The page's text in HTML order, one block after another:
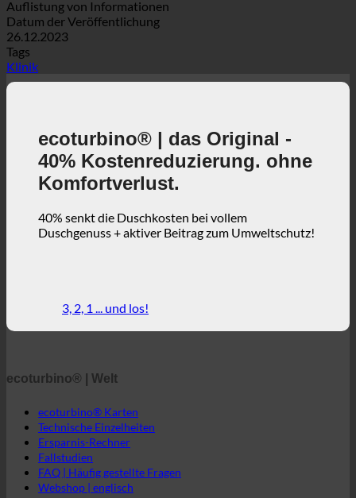
Auflistung von Informationen
Auflistung von Informationen
Datum der Veröffentlichung
26.12.2023
Tags
ecoturbino® | das Original -
40% Kostenreduzierung. ohne
Komfortverlust.
ecoturbino® | Welt
ecoturbino® Karten
Technische Einzelheiten
Ersparnis-Rechner
Fallstudien